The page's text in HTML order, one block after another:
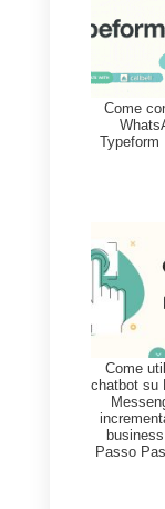
tutti